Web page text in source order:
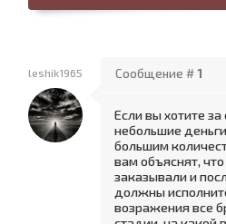
leshik1965 Сообщение #1
Если вы хотите за
небольшие
большим
вам объяснят,
заказывали и
должны
возражения все